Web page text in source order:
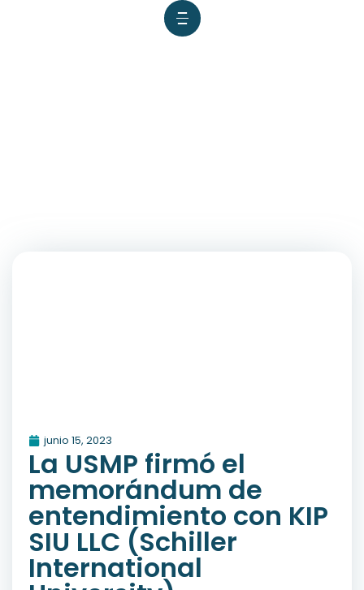
junio 15, 2023
La USMP firmó el
memorándum de
entendimiento con KIP
SIU LLC (Schiller
International